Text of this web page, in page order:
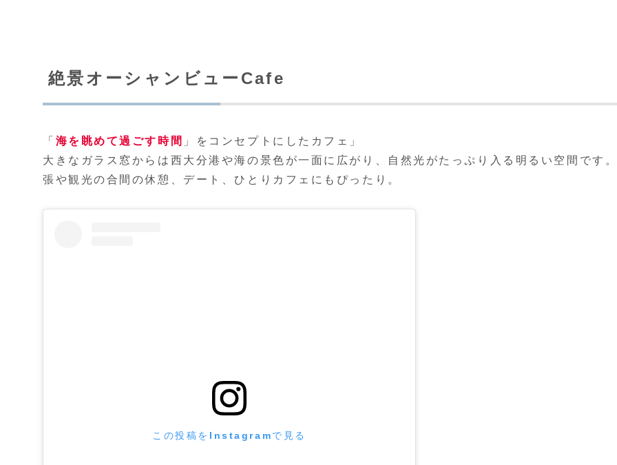
絶景オーシャンビューCafe
「 海を眺めて過ごす時間 」をコンセプトにしたカフェ」
大きなガラス窓からは西大分港や海の景色が一面に広がり、自然光がたっぷり入る明るい空間です
張や観光の合間の休憩、デート、ひとりカフェにもぴったり。
この投稿をInstagramで見る